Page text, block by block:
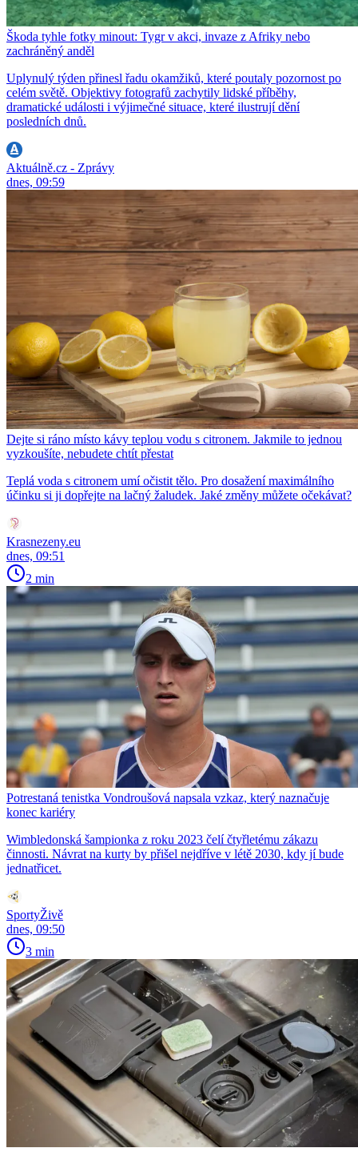
Škoda tyhle fotky minout: Tygr v akci, invaze z Afriky nebo
zachráněný anděl
Uplynulý týden přinesl řadu okamžiků, které poutaly pozornost po
celém světě. Objektivy fotografů zachytily lidské příběhy,
dramatické události i výjimečné situace, které ilustrují dění
posledních dnů.
Aktuálně.cz - Zprávy
dnes, 09:59
Dejte si ráno místo kávy teplou vodu s citronem. Jakmile to jednou
vyzkoušíte, nebudete chtít přestat
Teplá voda s citronem umí očistit tělo. Pro dosažení maximálního
účinku si ji dopřejte na lačný žaludek. Jaké změny můžete očekávat?
Krasnezeny.eu
dnes, 09:51
2 min
Potrestaná tenistka Vondroušová napsala vzkaz, který naznačuje
konec kariéry
Wimbledonská šampionka z roku 2023 čelí čtyřletému zákazu
činnosti. Návrat na kurty by přišel nejdříve v létě 2030, kdy jí bude
jednatřicet.
SportyŽivě
dnes, 09:50
3 min